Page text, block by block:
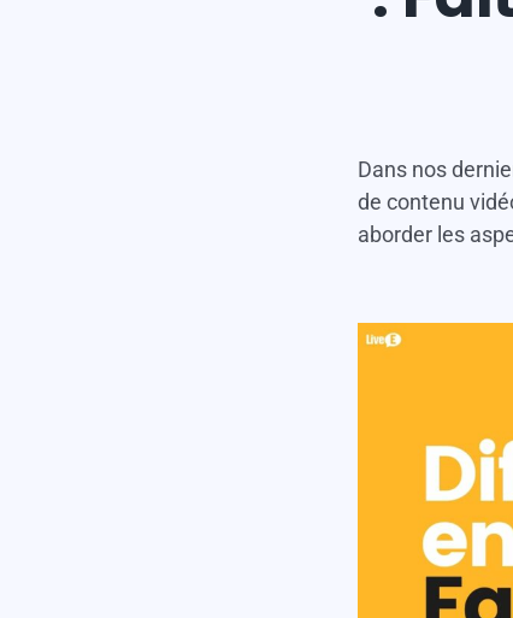
Dans nos
de contenu
aborder les